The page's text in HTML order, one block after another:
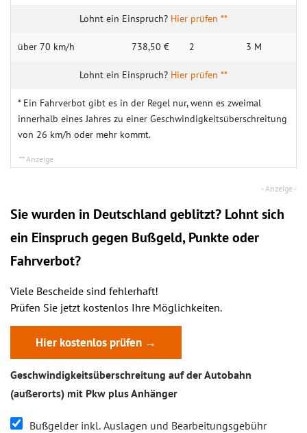
Hier prüfen **
über 70 km/h 738,50 € 2 3 M
Hier prüfen **
* Ein Fahrverbot gibt es in der Regel nur, wenn es zweimal
innerhalb eines Jahres zu einer Geschwindigkeitsüberschreitung
von 26 km/h oder mehr kommt.
Sie wurden in Deutschland geblitzt? Lohnt sich
ein Einspruch gegen Bußgeld, Punkte oder
Fahrverbot?
Viele Bescheide sind fehlerhaft!
Prüfen Sie jetzt kostenlos Ihre Möglichkeiten.
Hier kostenlos prüfen →
Geschwindigkeitsüberschreitung auf der Autobahn
(außerorts) mit Pkw plus Anhänger
Bußgelder inkl. Auslagen und Bearbeitungsgebühr